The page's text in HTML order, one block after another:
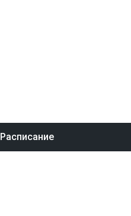
Расписание